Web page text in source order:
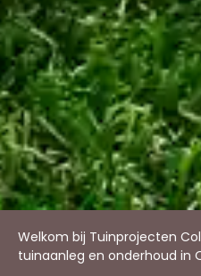
Welkom bij Tuinprojecten
tuinaanleg en onderhoud in